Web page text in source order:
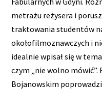
metrażu reżysera i
traktowania studentów
okołofilmoznawczych i
idealnie wpisał się w
czym „nie wolno
Bojanowskim